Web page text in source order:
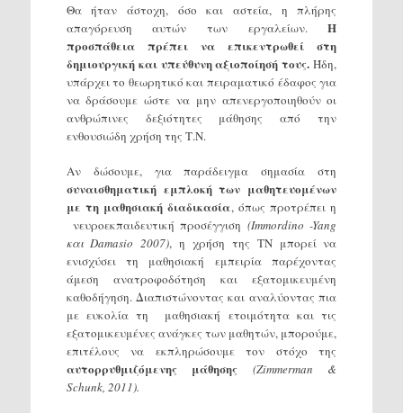
Θα ήταν άστοχη, όσο και αστεία, η πλήρης
απαγόρευση αυτών των εργαλείων.Η
προσπάθεια πρέπει να επικεντρωθεί στη
δημιουργική και υπεύθυνη αξιοποίησή τους. Ήδη,
υπάρχει το θεωρητικό και πειραματικό έδαφος για
να δράσουμε ώστε να μην απενεργοποιηθούν οι
ανθρώπινες δεξιότητες μάθησης από την
ενθουσιώδη χρήση της Τ.Ν.
Αν δώσουμε, για παράδειγμα σημασία στη
συναισθηματική εμπλοκή των μαθητευομένων
με τη μαθησιακή διαδικασία, όπως προτρέπει η
νευροεκπαιδευτική προσέγγιση (Immordino -Yang
και Damasio 2007), η χρήση της ΤΝ μπορεί να
ενισχύσει τη μαθησιακή εμπειρία παρέχοντας
άμεση ανατροφοδότηση και εξατομικευμένη
καθοδήγηση. Διαπιστώνοντας και αναλύοντας πια
με ευκολία τη μαθησιακή ετοιμότητα και τις
εξατομικευμένες ανάγκες των μαθητών, μπορούμε,
επιτέλους να εκπληρώσουμε τον στόχο της
αυτορρυθμιζόμενης μάθησης (Zimmerman &
Schunk, 2011).